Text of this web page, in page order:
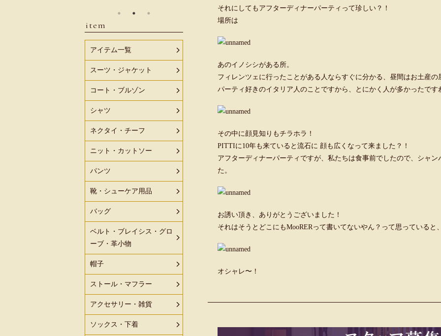
それにしてもアフターディナーパーティって珍しい？！
場所は
あのイノシシがある所。
フィレンツェに行ったことがある人ならすぐに分かる、昼間はお土産
パーティ好きのイタリア人のことですから、とにかく人が多かったです
その中に顔見知りもチラホラ！
PITTIに10年も来ていると流石に 顔も広くなって来ました？！
アフターディナーパーティですが、私たちは食事前でしたので、シャ
た。
お誘い頂き、ありがとうございました！
それはそうとどこにもMooRERって書いてないやん？って思っていると
オシャレ〜！
item
アイテム一覧
スーツ・ジャケット
コート・ブルゾン
シャツ
ネクタイ・チーフ
ニット・カットソー
パンツ
靴・シューケア用品
バッグ
ベルト・ブレイシス・グロ
ーブ・革小物
帽子
ストール・マフラー
アクセサリー・雑貨
ソックス・下着